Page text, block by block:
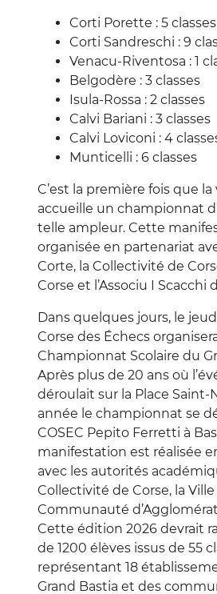
Corti Porette : 5 classes
Corti Sandreschi : 9
Venacu-Riventosa : 1
Belgodère : 3 classes
Isula-Rossa : 2 classes
Calvi Bariani : 3 classes
Calvi Loviconi : 4
Munticelli : 6 classes
C’est la première fois que
accueille un championnat
telle ampleur. Cette
organisée en partenariat
Corte, la Collectivité de
Corse et l’Associu I Scacchi
Dans quelques jours, le
Corse des Échecs
Championnat Scolaire du
Après plus de 20 ans où
déroulait sur la Place Saint-
année le championnat se
COSEC Pepito Ferretti à
manifestation est réalisée
avec les autorités
Collectivité de Corse, la
Communauté
Cette édition 2026 devrait
de 1200 élèves issus de 55
représentant 18
Grand Bastia et des